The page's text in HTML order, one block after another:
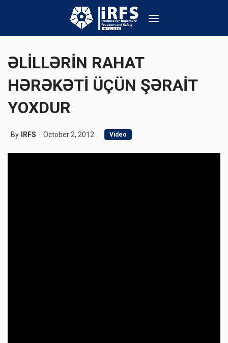
ƏLİLLƏRİN RAHAT
HƏRƏKƏTİ ÜÇÜN ŞƏRAİT
YOXDUR
By IRFS October 2, 2012 Video